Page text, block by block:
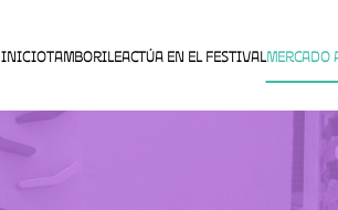
INICIOTAMBORILEACTÚA EN EL FESTIVALMERCADO